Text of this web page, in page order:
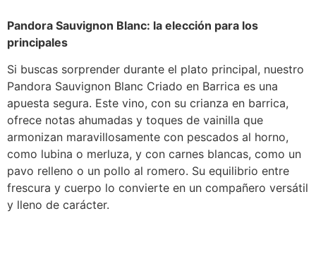
Pandora Sauvignon Blanc: la elección para los
principales
Si buscas sorprender durante el plato principal, nuestro
Pandora Sauvignon Blanc Criado en Barrica es una
apuesta segura. Este vino, con su crianza en barrica,
ofrece notas ahumadas y toques de vainilla que
armonizan maravillosamente con pescados al horno,
como lubina o merluza, y con carnes blancas, como un
pavo relleno o un pollo al romero. Su equilibrio entre
frescura y cuerpo lo convierte en un compañero versátil
y lleno de carácter.